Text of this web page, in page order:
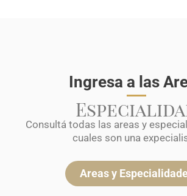
Ingresa a las
Consultá todas las areas y
cuales son una
Areas y